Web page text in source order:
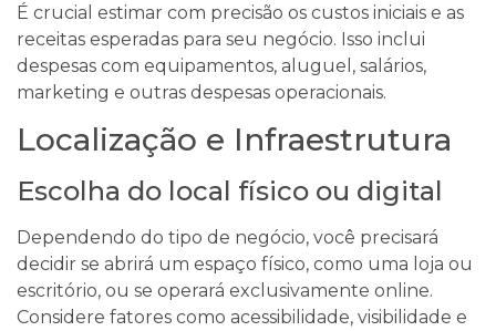
É crucial estimar com precisão os custos iniciais e as
receitas esperadas para seu negócio. Isso inclui
despesas com equipamentos, aluguel, salários,
marketing e outras despesas operacionais.
Localização e Infraestrutura
Escolha do local físico ou digital
Dependendo do tipo de negócio, você precisará
decidir se abrirá um espaço físico, como uma loja ou
escritório, ou se operará exclusivamente online.
Considere fatores como acessibilidade, visibilidade e